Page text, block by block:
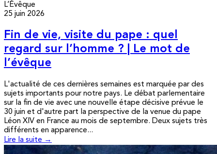
L’Évêque
25 juin 2026
Fin de vie, visite du pape : quel
regard sur l’homme ? | Le mot de
l’évêque
L'actualité de ces dernières semaines est marquée par des
sujets importants pour notre pays. Le débat parlementaire
sur la fin de vie avec une nouvelle étape décisive prévue le
30 juin et d'autre part la perspective de la venue du pape
Léon XIV en France au mois de septembre. Deux sujets très
différents en apparence...
Lire la suite →